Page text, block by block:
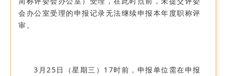
会办公室受理的申报记录无法继续申报本年度职称评
审。
3月25日（星期三）17时前，申报单位需在申报